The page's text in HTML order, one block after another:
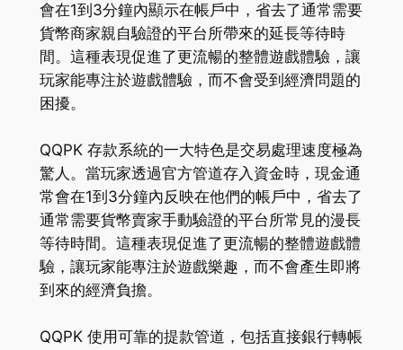
會在1到3分鐘內顯示在帳戶中，省去了通常需要
貨幣商家親自驗證的平台所帶來的延長等待時
間。這種表現促進了更流暢的整體遊戲體驗，讓
玩家能專注於遊戲體驗，而不會受到經濟問題的
困擾。
QQPK 存款系統的一大特色是交易處理速度極為
驚人。當玩家透過官方管道存入資金時，現金通
常會在1到3分鐘內反映在他們的帳戶中，省去了
通常需要貨幣賣家手動驗證的平台所常見的漫長
等待時間。這種表現促進了更流暢的整體遊戲體
驗，讓玩家能專注於遊戲樂趣，而不會產生即將
到來的經濟負擔。
QQPK 使用可靠的提款管道，包括直接銀行轉帳